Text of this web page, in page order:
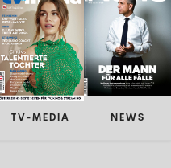
TV-MEDIA NEWS